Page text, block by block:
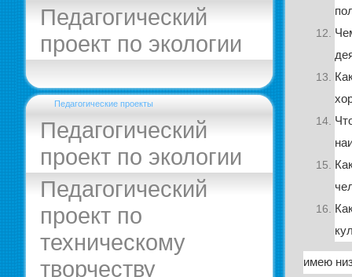
Педагогический
проект по экологии
Педагогические проекты
Педагогический
проект по экологии
Педагогический
проект по
техническому
творчеству
имею